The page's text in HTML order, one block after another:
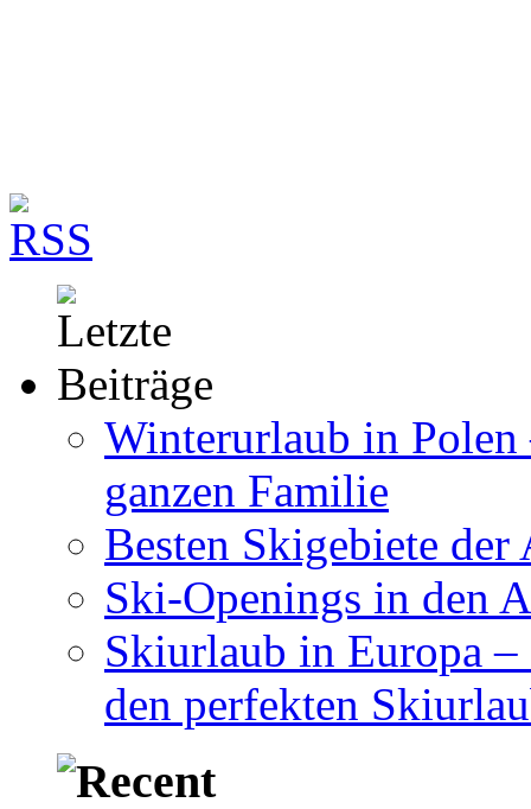
Winterurlaub in
ganzen Familie
Besten Skigebiete
Ski-Openings in den
Skiurlaub in Europa
den perfekten